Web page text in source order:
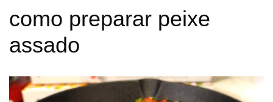
como preparar peixe
assado